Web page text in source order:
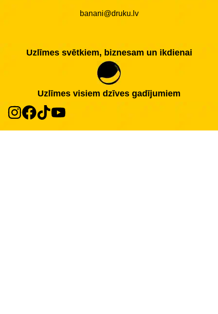
banani@druku.lv
Uzlīmes svētkiem, biznesam un ikdienai
Uzlīmes visiem dzīves gadījumiem